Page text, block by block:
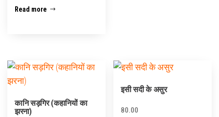
Read more
कानि सड़गिर (कहानियों का
झरना)
इसी सदी के असुर
80.00